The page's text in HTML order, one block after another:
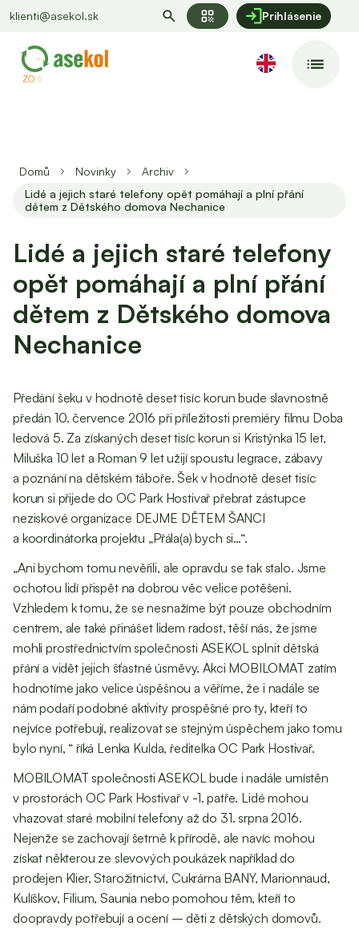
klienti@asekol.sk qr_code Prihlásenie
Domů Novinky
Archiv
Lidé a jejich staré telefony opět pomáhají a plní přání
dětem z Dětského domova Nechanice
Lidé a jejich staré telefony
opět pomáhají a plní přání
dětem z Dětského domova
Nechanice
Předání šeku v hodnotě deset tisíc korun bude slavnostně
předán 10. července 2016 při příležitosti premiéry filmu Doba
ledová 5. Za získaných deset tisíc korun si Kristýnka 15 let,
Miluška 10 let a Roman 9 let užijí spoustu legrace, zábavy
a poznání na dětském táboře. Šek v hodnotě deset tisíc
korun si přijede do OC Park Hostivař přebrat zástupce
neziskové organizace DEJME DĚTEM ŠANCI
a koordinátorka projektu „Přála(a) bych si…“.
„Ani bychom tomu nevěřili, ale opravdu se tak stalo. Jsme
ochotou lidí přispět na dobrou věc velice potěšeni.
Vzhledem k tomu, že se nesnažíme být pouze obchodním
centrem, ale také přinášet lidem radost, těší nás, že jsme
mohli prostřednictvím společnosti ASEKOL splnit dětská
přání a vidět jejich šťastné úsměvy. Akci MOBILOMAT zatím
hodnotíme jako velice úspěšnou a věříme, že i nadále se
nám podaří podobné aktivity prospěšné pro ty, kteří to
nejvíce potřebují, realizovat se stejným úspěchem jako tomu
bylo nyní, “ říká Lenka Kulda, ředitelka OC Park Hostivař.
MOBILOMAT společnosti ASEKOL bude i nadále umístěn
v prostorách OC Park Hostivař v -1. patře. Lidé mohou
vhazovat staré mobilní telefony až do 31. srpna 2016.
Nejenže se zachovají šetrně k přírodě, ale navíc mohou
získat některou ze slevových poukázek například do
prodejen Klier, Starožitnictví, Cukrárna BANY, Marionnaud,
Kulíškov, Filium, Saunia nebo pomohou těm, kteří to
doopravdy potřebují a ocení – děti z dětských domovů.